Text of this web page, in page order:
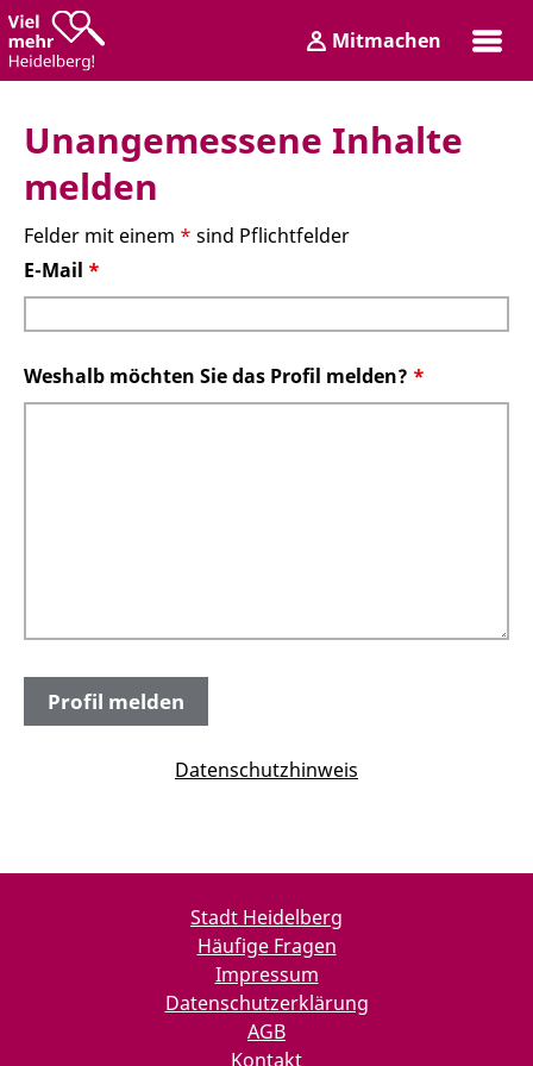
Zum
Inhalt
Zum
Hauptmenü
LoginMitmachen
Unangemessene Inhalte
melden
Felder mit einem * sind Pflichtfelder
E-Mail *
Weshalb möchten Sie das Profil melden? *
Datenschutzhinweis
Stadt Heidelberg
Häufige Fragen
Impressum
Datenschutzerklärung
AGB
Kontakt